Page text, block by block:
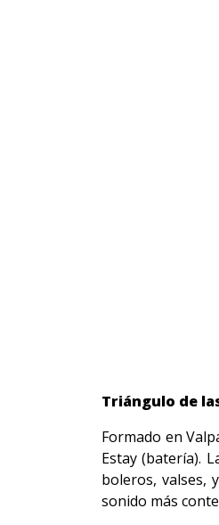
Triángulo de
Formado en
Estay (batería).
boleros, valses,
sonido más